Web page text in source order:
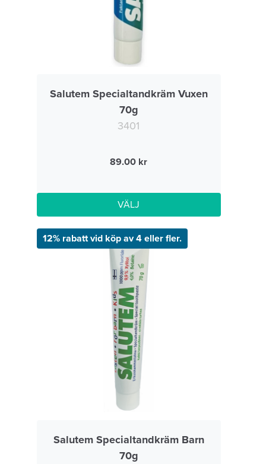
Salutem Specialtandkräm Vuxen
70g
3401
89.00
VÄLJ
12% rabatt vid köp av 4 eller fler.
Salutem Specialtandkräm Barn
70g